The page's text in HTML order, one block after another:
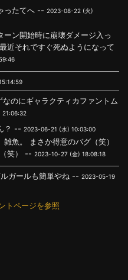
ったてへ -- 2023-08-22 (火)
ーン開始時に崩壊ダメージ入っ
近それですぐ死ぬようになって
のにギャラクティカファントム
？ -- 2023-06-21 (水) 10:03:00
魚。 まさか得意のバグ（笑）
笑） -- 2023-10-27 (金) 18:08:18
ガールも簡単やね -- 2023-05-19
トページを参照